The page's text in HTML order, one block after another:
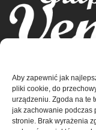
Aby zapewnić jak
pliki cookie, do
urządzeniu. Zgoda na te
jak zachowanie podczas
stronie. Brak wyrażenia
Grupa Ventus Sp. z
ul. Chmieleniec
NIP: 676-245-66-
Sąd rejonowy dla
Krakowie